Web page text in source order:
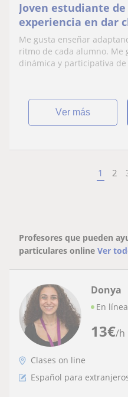
Joven estudiante
experiencia en dar
niños desde
Me gusta enseñar
ritmo de cada alumno. Me
dinámica y participativa
ver más
1 2
Profesores que pueden
particulares online Ver
13€/h
Donya
En línea
Clases on line
Español para